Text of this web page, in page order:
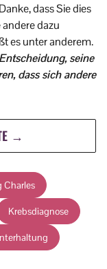
dass Sie dies
dazu
es unter anderem.
seine
dass sich andere
→
Charles
Krebsdiagnose